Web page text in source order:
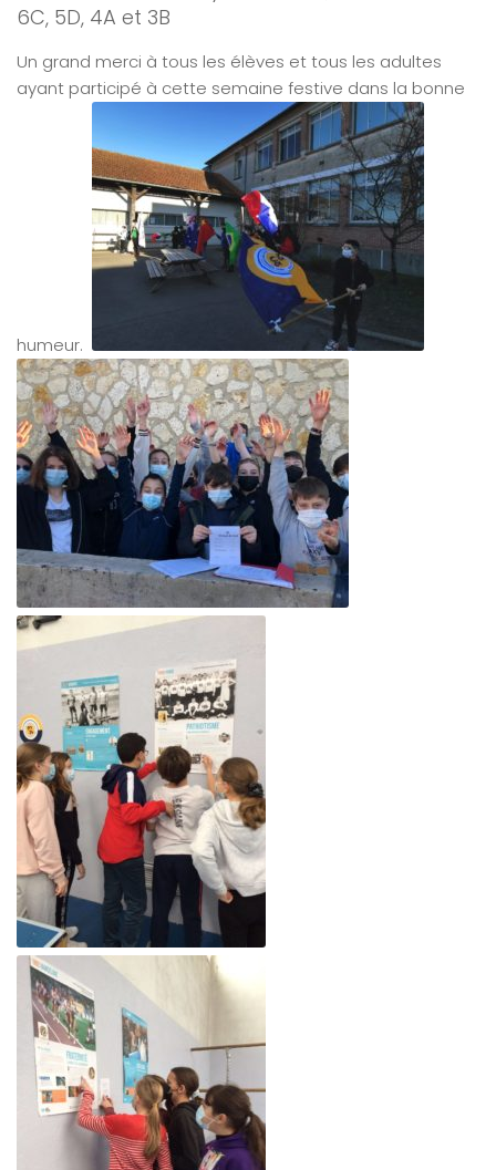
6C, 5D, 4A et 3B
Un grand merci à tous les élèves et tous les adultes
ayant participé à cette semaine festive dans la bonne
humeur.